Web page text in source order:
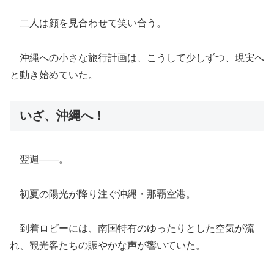
二人は顔を見合わせて笑い合う。
沖縄への小さな旅行計画は、こうして少しずつ、現実へ
と動き始めていた。
いざ、沖縄へ！
翌週――。
初夏の陽光が降り注ぐ沖縄・那覇空港。
到着ロビーには、南国特有のゆったりとした空気が流
れ、観光客たちの賑やかな声が響いていた。